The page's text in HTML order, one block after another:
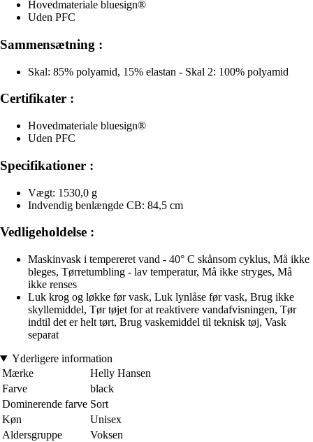
Hovedmateriale bluesign®
Uden PFC
Sammensætning :
Skal: 85% polyamid, 15% elastan - Skal 2: 100% polyamid
Certifikater :
Hovedmateriale bluesign®
Uden PFC
Specifikationer :
Vægt: 1530,0 g
Indvendig benlængde CB: 84,5 cm
Vedligeholdelse :
Maskinvask i tempereret vand - 40° C skånsom cyklus, Må ikke
bleges, Tørretumbling - lav temperatur, Må ikke stryges, Må
ikke renses
Luk krog og løkke før vask, Luk lynlåse før vask, Brug ikke
skyllemiddel, Tør tøjet for at reaktivere vandafvisningen, Tør
indtil det er helt tørt, Brug vaskemiddel til teknisk tøj, Vask
separat
Yderligere information
Mærke
Helly Hansen
Farve
black
Dominerende farve Sort
Køn
Unisex
Aldersgruppe
Voksen